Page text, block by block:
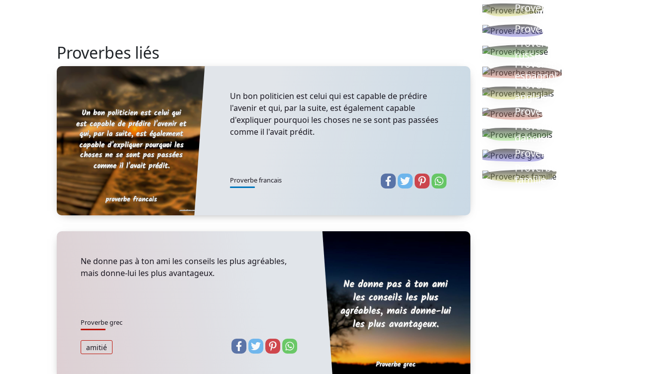
Proverbes liés
Un bon politicien est celui qui est capable de prédire
l'avenir et qui, par la suite, est également capable
d'expliquer pourquoi les choses ne se sont pas passées
comme il l'avait prédit.
Proverbe francais
Ne donne pas à ton ami les conseils les plus agréables,
mais donne-lui les plus avantageux.
Proverbe grec
amitié
Proverbe latin
Proverbes ete
Proverbe
russe
Proverbe
espagnol
Proverbe
anglais
Proverbe turc
Proverbe
danois
Proverbe grec
Proverbes
famille